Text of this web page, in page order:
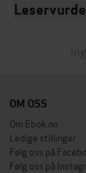
OM OSS
Om Ebok.no
Ledige stillinger
Følg oss på
Følg oss på